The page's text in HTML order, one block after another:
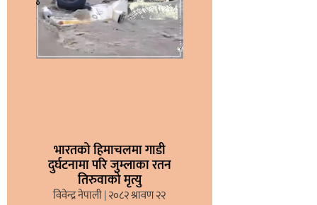
भारतको हिमाचलमा गाडी
दुर्घटनामा परि जुम्लाका रतन
तिरुवाको मृत्यु
विवेन्द्र नेपाली २०८२ श्रावण २२